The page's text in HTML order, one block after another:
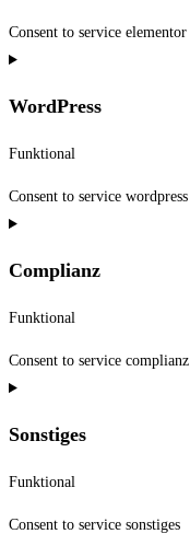
Consent to service elementor
WordPress
Funktional
Consent to service wordpress
Complianz
Funktional
Consent to service complianz
Sonstiges
Funktional
Consent to service sonstiges